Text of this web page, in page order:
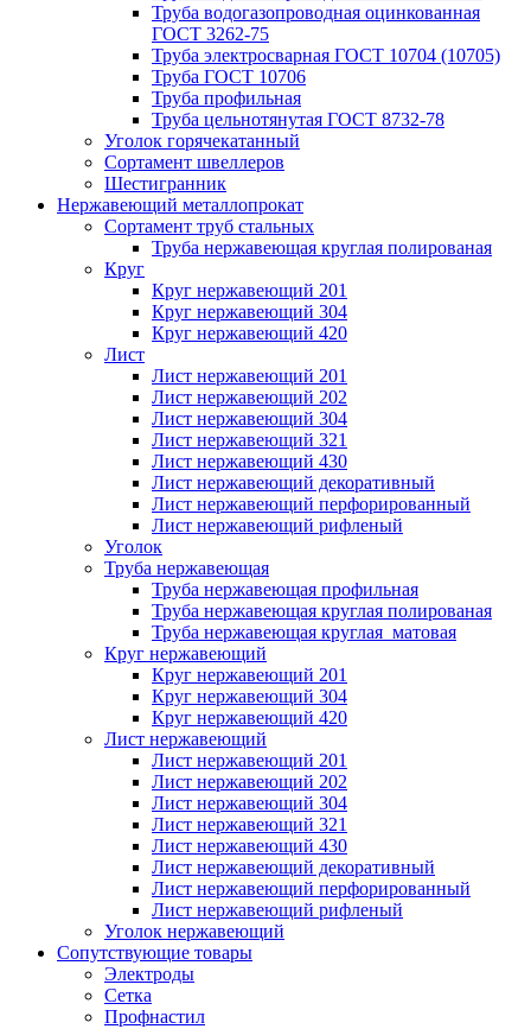
Труба водогазопроводная оцинкованная
ГОСТ 3262-75
Труба электросварная ГОСТ 10704 (10705)
Труба ГОСТ 10706
Труба профильная
Труба цельнотянутая ГОСТ 8732-78
Уголок горячекатанный
Сортамент швеллеров
Шестигранник
Нержавеющий металлопрокат
Сортамент труб стальных
Труба нержавеющая круглая полированая
Круг
Круг нержавеющий 201
Круг нержавеющий 304
Круг нержавеющий 420
Лист
Лист нержавеющий 201
Лист нержавеющий 202
Лист нержавеющий 304
Лист нержавеющий 321
Лист нержавеющий 430
Лист нержавеющий декоративный
Лист нержавеющий перфорированный
Лист нержавеющий рифленый
Уголок
Труба нержавеющая
Труба нержавеющая профильная
Труба нержавеющая круглая полированая
Труба нержавеющая круглая матовая
Круг нержавеющий
Круг нержавеющий 201
Круг нержавеющий 304
Круг нержавеющий 420
Лист нержавеющий
Лист нержавеющий 201
Лист нержавеющий 202
Лист нержавеющий 304
Лист нержавеющий 321
Лист нержавеющий 430
Лист нержавеющий декоративный
Лист нержавеющий перфорированный
Лист нержавеющий рифленый
Уголок нержавеющий
Cопутствующие товары
Электроды
Сетка
Профнастил